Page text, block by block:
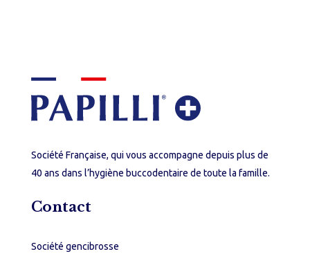
Société Française, qui vous accompagne depuis plus de
40 ans dans l’hygiène buccodentaire de toute la famille.
Contact
Société gencibrosse
Rechercher :